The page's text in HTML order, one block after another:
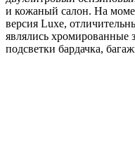
и кожаный салон. На
версия Luxe,
являлись хромированные
подсветки бардачка,